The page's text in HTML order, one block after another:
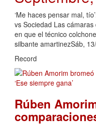
‘Me haces pensar mal,
vs Sociedad Las
en que el técnico
silbante amartinezSáb,
Record
Rúben